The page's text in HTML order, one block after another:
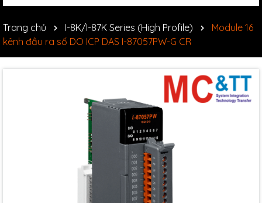
Trang chủ I-8K/I-87K Series (High Profile)
Module 16
kênh đầu ra số DO ICP DAS I-87057PW-G CR